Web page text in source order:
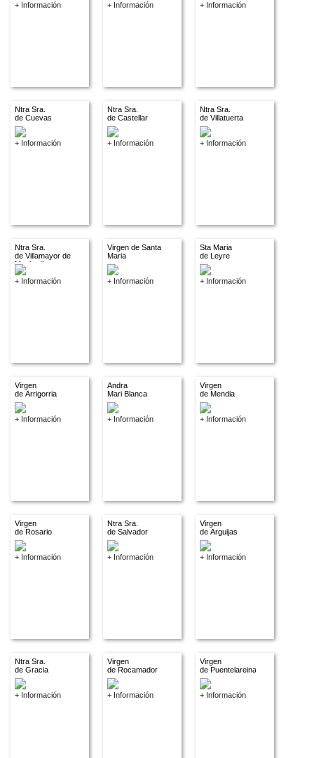
+ Información + Información + Información
Ntra Sra.
de Cuevas
+ Información
Ntra Sra.
de Castellar
+ Información
Ntra Sra.
de Villatuerta
+ Información
Ntra Sra.
de Villamayor de
Monjardin
+ Información
Virgen de Santa
Maria
+ Información
Sta Maria
de Leyre
+ Información
Virgen
de Arrigorria
+ Información
Andra
Mari Blanca
+ Información
Virgen
de Mendia
+ Información
Virgen
de Rosario
+ Información
Ntra Sra.
de Salvador
+ Información
Virgen
de Arguijas
+ Información
Ntra Sra.
de Gracia
+ Información
Virgen
de Rocamador
+ Información
Virgen
de Puentelareina
+ Información